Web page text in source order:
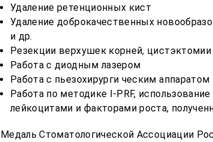
Удаление ретенционных кист
Удаление доброкачественных
и др.
Резекции верхушек корней, цистэктомии
Работа с диодным лазером
Работа с пьезохирурги ческим аппаратом
Работа по методике I-PRF,
лейкоцитами и факторами роста,
Медаль Стоматологической Ассоциации